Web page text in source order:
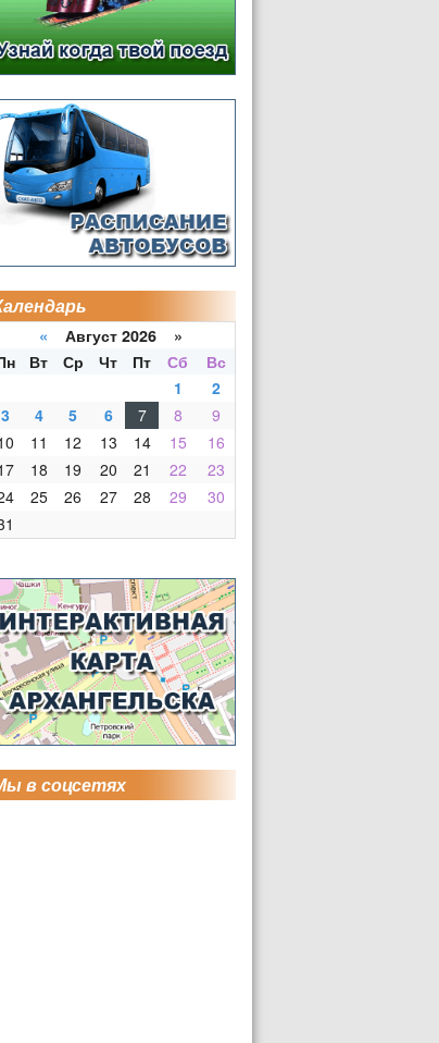
« Август 2026 »
Вт Ср Чт Пт Сб
Вс
1
2
3
4 5 6 7 8
9
11 12 13 14 15
16
18 19 20 21 22
23
25 26 27 28 29
30
в соцсетях